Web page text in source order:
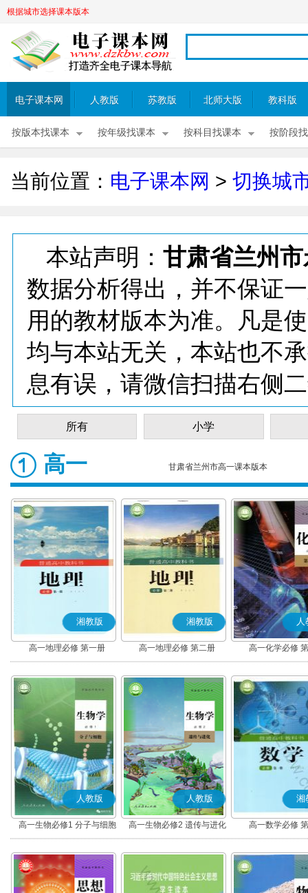
根据城市选择课本版本
电子课本网 人教版 苏教版 北师大版 教科版
按版本找课本 按年级找课本 按科目找课本 按阶段
当前位置： 电子课本网 > 切换城
本站声明： 甘肃省兰州
数据分析得出，并不保证
用的教材版本为准。凡是
均与本站无关，本站也不
息有误，请微信扫描右侧
所有 小学
高一 甘肃省兰州市高一课本版本
湘教版
高一地理必修 第一册
湘教版
高一地理必修 第二册
人
高一化学必修
人教版
高一生物必修1 分子与细胞
人教版
高一生物必修2 遗传与进化
湘
高一数学必修